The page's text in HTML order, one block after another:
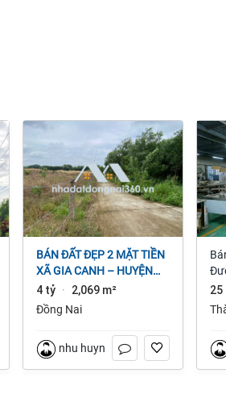
BÁN ĐẤT ĐẸP 2 MẶT TIỀN
XÃ GIA CANH – HUYỆN
ĐỊNH QUÁN – ĐỒNG NAI
dt 2.069m² 4 tỷ
4 tỷ · 2,069 m²
Đồng Nai
nhu huynh
Bán kho, nhà xưởng tại
25